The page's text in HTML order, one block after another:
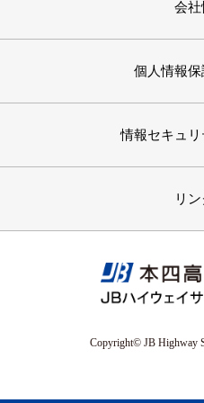
会社
個人情報
情報セキュ
リ
Copyright© JB Highway